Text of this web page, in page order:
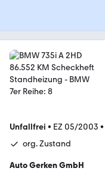
Unfallfrei • EZ 05/2003 •
org. Zustand
Auto Gerken GmbH